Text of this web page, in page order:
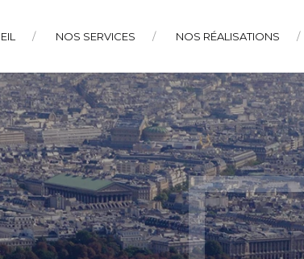
NOS SERVICES NOS RÉALISATIONS